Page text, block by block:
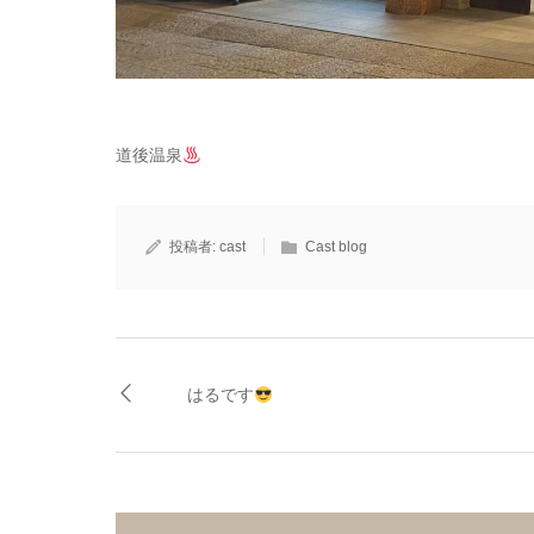
道後温泉
投稿者: cast Cast blog
はるです